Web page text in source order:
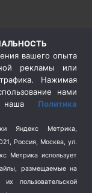
вашего опыта
рекламы или
Нажимая
нами
наша Политика
Яндекс Метрика,
Россия, Москва, ул.
Метрика использует
размещаемые на
пользовательской